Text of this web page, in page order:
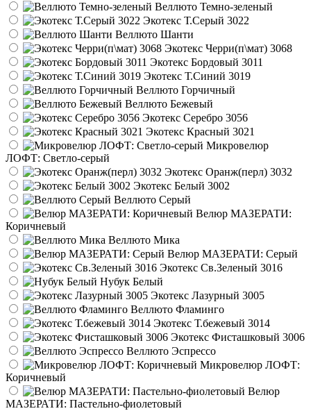
Веллюто Темно-зеленый
Экотекс Т.Серый 3022
Веллюто Шанти
Экотекс Черри(п\мат) 3068
Экотекс Бордовый 3011
Экотекс Т.Синий 3019
Веллюто Горчичный
Веллюто Бежевый
Экотекс Серебро 3056
Экотекс Красный 3021
Микровелюр
ЛОФТ: Светло-серый
Экотекс Оранж(перл) 3032
Экотекс Белый 3002
Веллюто Серый
Велюр МАЗЕРАТИ:
Коричневый
Веллюто Мика
Велюр МАЗЕРАТИ: Серый
Экотекс Св.Зеленый 3016
Нубук Белый
Экотекс Лазурный 3005
Веллюто Фламинго
Экотекс Т.бежевый 3014
Экотекс Фисташковый 3006
Веллюто Эспрессо
Микровелюр ЛОФТ:
Коричневый
Велюр
МАЗЕРАТИ: Пастельно-фиолетовый